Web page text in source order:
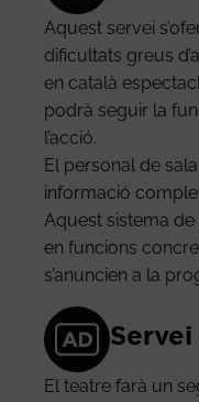
Aquest servei
dificultats greus
en català
podrà seguir la
l’acció.
El personal de
informació
Aquest sistema de
en funcions
s’anuncien a la
El teatre farà un